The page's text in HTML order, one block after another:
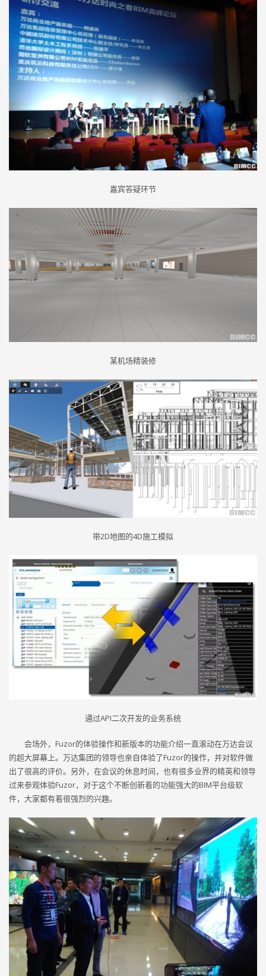
嘉宾答疑环节
某机场精装修
带2D地图的4D施工模拟
通过API二次开发的业务系统
会场外，Fuzor的体验操作和新版本的功能介绍一直滚动在万达会议
的超大屏幕上。万达集团的领导也亲自体验了Fuzor的操作，并对软件做
出了很高的评价。另外，在会议的休息时间，也有很多业界的精英和领导
过来参观体验Fuzor，对于这个不断创新着的功能强大的BIM平台级软
件，大家都有着很强烈的兴趣。